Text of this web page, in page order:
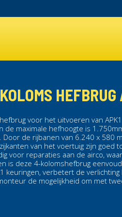
hefbrug voor het uitvoeren van
de maximale hefhoogte is
de rijbanen van 6.240 x 580
van het voertuig zijn goed
voor reparaties aan de airco,
is deze 4-kolomshefbrug
keuringen, verbetert de
de mogelijkheid om met